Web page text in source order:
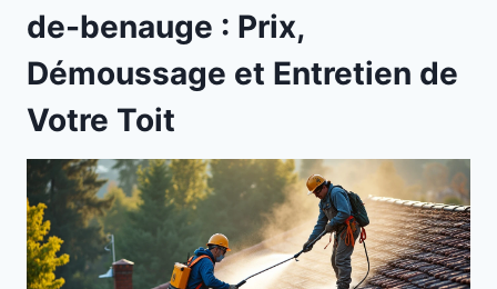
de-benauge : Prix,
Démoussage et Entretien de
Votre Toit